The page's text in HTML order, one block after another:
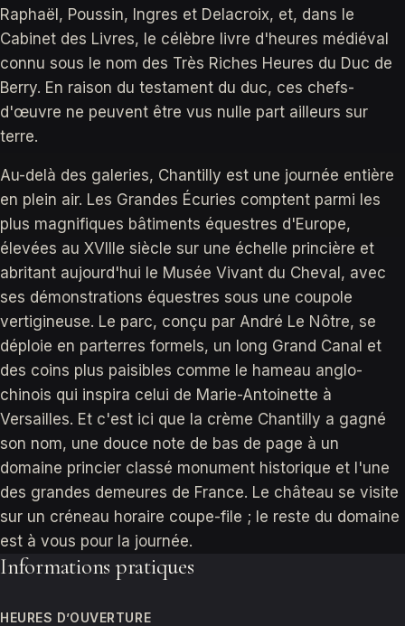
Raphaël, Poussin, Ingres et Delacroix, et, dans le
Cabinet des Livres, le célèbre livre d'heures médiéval
connu sous le nom des Très Riches Heures du Duc de
Berry. En raison du testament du duc, ces chefs-
d'œuvre ne peuvent être vus nulle part ailleurs sur
terre.
Au-delà des galeries, Chantilly est une journée entière
en plein air. Les Grandes Écuries comptent parmi les
plus magnifiques bâtiments équestres d'Europe,
élevées au XVIIIe siècle sur une échelle princière et
abritant aujourd'hui le Musée Vivant du Cheval, avec
ses démonstrations équestres sous une coupole
vertigineuse. Le parc, conçu par André Le Nôtre, se
déploie en parterres formels, un long Grand Canal et
des coins plus paisibles comme le hameau anglo-
chinois qui inspira celui de Marie-Antoinette à
Versailles. Et c'est ici que la crème Chantilly a gagné
son nom, une douce note de bas de page à un
domaine princier classé monument historique et l'une
des grandes demeures de France. Le château se visite
sur un créneau horaire coupe-file ; le reste du domaine
est à vous pour la journée.
Informations pratiques
HEURES D’OUVERTURE